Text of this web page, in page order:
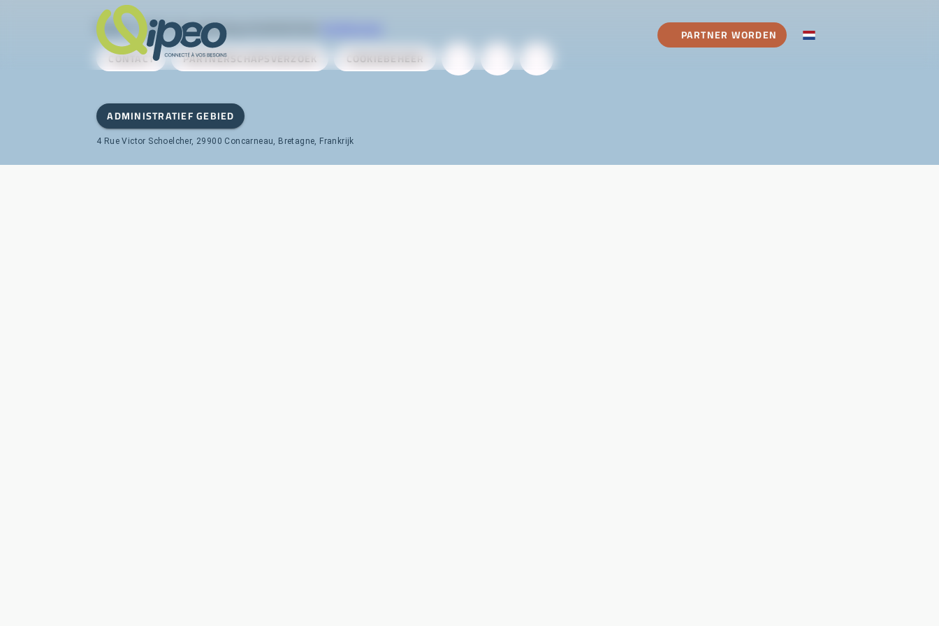
PARTNER WORDEN
Qipeo © 2025 -Een oplossing ontwikkeld door
CONTACT PARTNERSCHAPSVERZOEK COOKIEBEHEER
ADMINISTRATIEF GEBIED
4 Rue Victor Schoelcher, 29900 Concarneau, Bretagne, Frankrijk